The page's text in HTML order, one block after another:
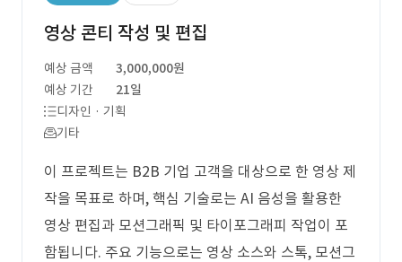
영상 콘티 작성 및 편집
예상 금액
3,000,000원
예상 기간
21일
디자인 · 기획
기타
이 프로젝트는 B2B 기업 고객을 대상으로 한 영상 제
작을 목표로 하며, 핵심 기술로는 AI 음성을 활용한
영상 편집과 모션그래픽 및 타이포그래피 작업이 포
함됩니다. 주요 기능으로는 영상 소스와 스톡, 모션그